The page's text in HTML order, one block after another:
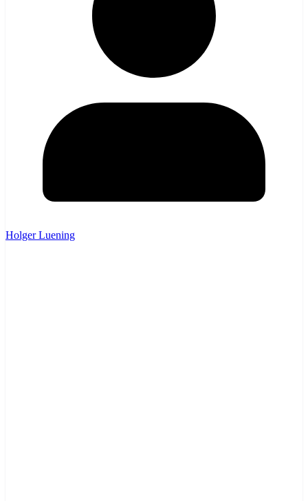
Holger Luening